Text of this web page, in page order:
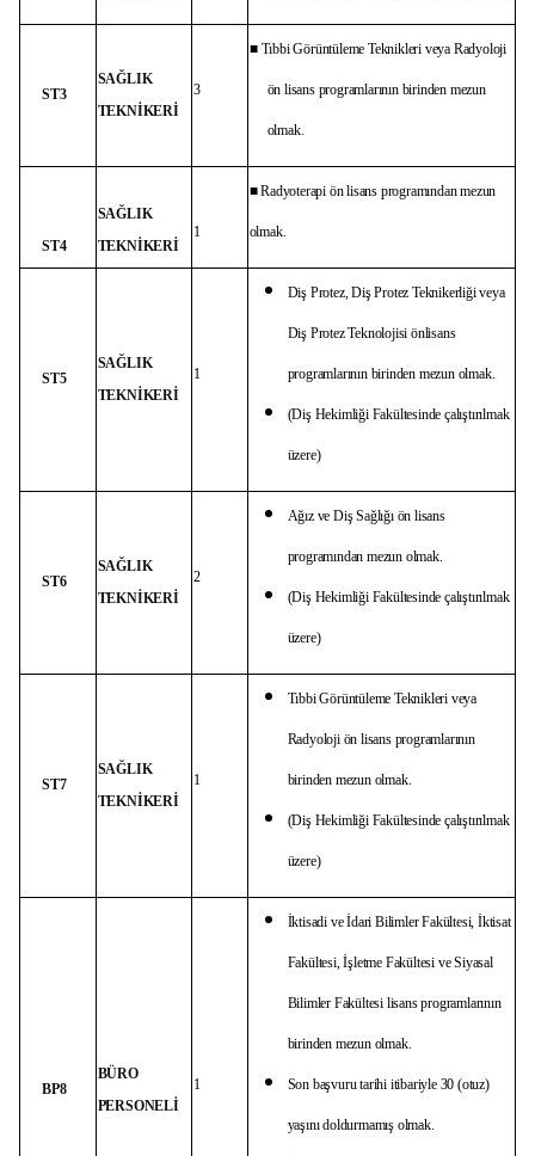
ST3
SAĞLIK
TEKNİKERİ
3
■ Tıbbi Görüntüleme Teknikleri veya Radyoloji
ön lisans programlarının birinden mezun
olmak.
ST4
SAĞLIK
TEKNİKERİ
1
■ Radyoterapi ön lisans programından mezun
olmak.
ST5
SAĞLIK
TEKNİKERİ
1
Diş Protez, Diş Protez Teknikerliği veya
Diş Protez Teknolojisi önlisans
programlarının birinden mezun olmak.
(Diş Hekimliği Fakültesinde çalıştırılmak
üzere)
ST6
SAĞLIK
TEKNİKERİ
2
Ağız ve Diş Sağlığı ön lisans
programından mezun olmak.
(Diş Hekimliği Fakültesinde çalıştırılmak
üzere)
ST7
SAĞLIK
TEKNİKERİ
1
Tıbbi Görüntüleme Teknikleri veya
Radyoloji ön lisans programlarının
birinden mezun olmak.
(Diş Hekimliği Fakültesinde çalıştırılmak
üzere)
BP8
BÜRO
PERSONELİ
1
İktisadi ve İdari Bilimler Fakültesi, İktisat
Fakültesi, İşletme Fakültesi ve Siyasal
Bilimler Fakültesi lisans programlarının
birinden mezun olmak.
Son başvuru tarihi itibariyle 30 (otuz)
yaşını doldurmamış olmak.